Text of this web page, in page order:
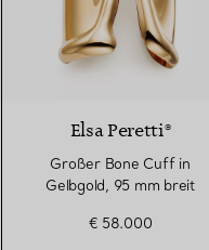
Elsa Peretti®
Großer Bone Cuff in
Gelbgold, 95 mm breit
€ 58.000